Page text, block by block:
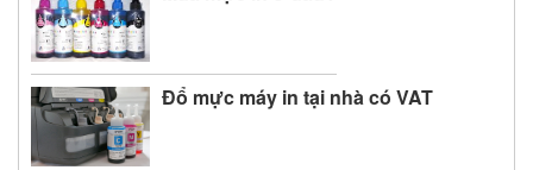
Đổ mực máy in tại nhà có VAT